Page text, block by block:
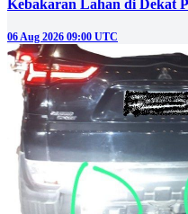
Kebakaran Lahan di Dekat
06 Aug 2026 09:00 UTC